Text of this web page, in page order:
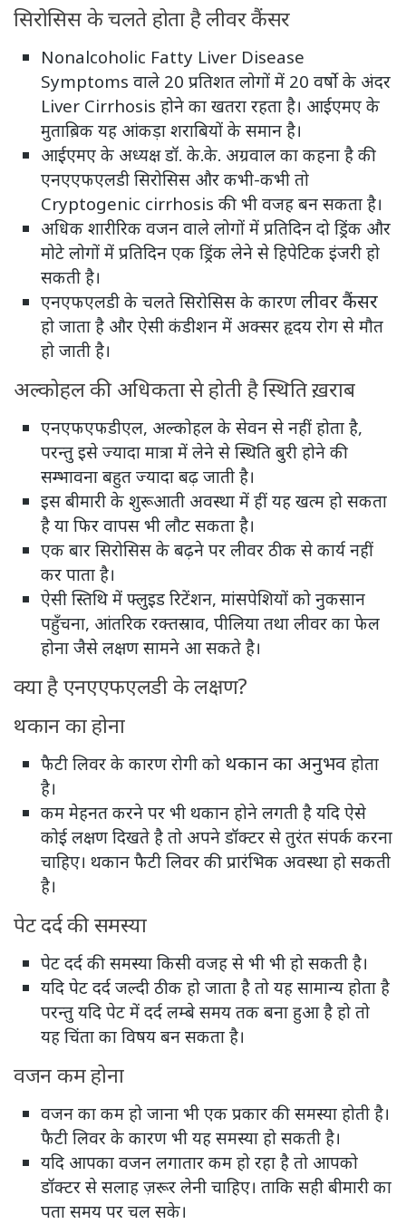
सिरोसिस के चलते होता है लीवर कैंसर
Nonalcoholic Fatty Liver Disease
Symptoms वाले 20 प्रतिशत लोगों में 20 वर्षो के अंदर
Liver Cirrhosis होने का खतरा रहता है। आईएमए के
मुताब़िक यह आंकड़ा शराबियों के समान है।
आईएमए के अध्यक्ष डॉ. के.के. अग्रवाल का कहना है की
एनएएफएलडी सिरोसिस और कभी-कभी तो
Cryptogenic cirrhosis की भी वजह बन सकता है।
अधिक शारीरिक वजन वाले लोगों में प्रतिदिन दो ड्रिंक और
मोटे लोगों में प्रतिदिन एक ड्रिंक लेने से हिपेटिक इंजरी हो
सकती है।
एनएफएलडी के चलते सिरोसिस के कारण लीवर कैंसर
हो जाता है और ऐसी कंडीशन में अक्सर हृदय रोग से मौत
हो जाती है।
अल्कोहल की अधिकता से होती है स्थिति ख़राब
एनएफएफडीएल, अल्कोहल के सेवन से नहीं होता है,
परन्तु इसे ज्यादा मात्रा में लेने से स्थिति बुरी होने की
सम्भावना बहुत ज्यादा बढ़ जाती है।
इस बीमारी के शुरूआती अवस्था में हीं यह खत्म हो सकता
है या फिर वापस भी लौट सकता है।
एक बार सिरोसिस के बढ़ने पर लीवर ठीक से कार्य नहीं
कर पाता है।
ऐसी स्तिथि में फ्लुइड रिटेंशन, मांसपेशियों को नुकसान
पहुँचना, आंतरिक रक्तस्राव, पीलिया तथा लीवर का फेल
होना जैसे लक्षण सामने आ सकते है।
क्या है एनएएफएलडी के लक्षण?
थकान का होना
फैटी लिवर के कारण रोगी को थकान का अनुभव होता
है।
कम मेहनत करने पर भी थकान होने लगती है यदि ऐसे
कोई लक्षण दिखते है तो अपने डॉक्टर से तुरंत संपर्क करना
चाहिए। थकान फैटी लिवर की प्रारंभिक अवस्था हो सकती
है।
पेट दर्द की समस्या
पेट दर्द की समस्या किसी वजह से भी भी हो सकती है।
यदि पेट दर्द जल्दी ठीक हो जाता है तो यह सामान्य होता है
परन्तु यदि पेट में दर्द लम्बे समय तक बना हुआ है हो तो
यह चिंता का विषय बन सकता है।
वजन कम होना
वजन का कम हो जाना भी एक प्रकार की समस्या होती है।
फैटी लिवर के कारण भी यह समस्या हो सकती है।
यदि आपका वजन लगातार कम हो रहा है तो आपको
डॉक्टर से सलाह ज़रूर लेनी चाहिए। ताकि सही बीमारी का
पता समय पर चल सके।